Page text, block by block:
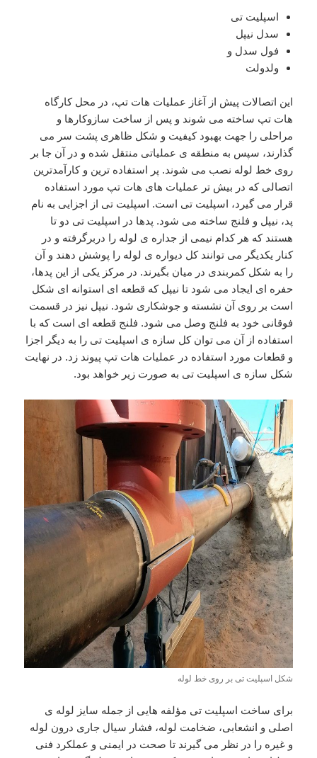
اسپلیت تی
سدل نیپل
فول سدل و
ولدولت
این اتصالات پیش از آغاز عملیات هات تپ، در محل کارگاه
هات تپ ساخته می شوند و پس از ساخت سازوکارها و
مراحلی را جهت بهبود کیفیت و شکل ظاهری پشت سر می
گذارند، سپس به منطقه ی عملیاتی منتقل شده و در آن جا بر
روی خط لوله نصب می شوند. پر استفاده ترین و کارآمدترین
اتصالی که در بیش تر عملیات های هات تپ مورد استفاده
قرار می گیرد، اسپلیت تی است. اسپلیت تی از اجزایی به نام
پد، نیپل و فلنج ساخته می شود. پدها در اسپلیت تی دو تا
هستند که هر کدام نیمی از جداره ی لوله را دربرگرفته و در
کنار یکدیگر می توانند کل دیواره ی لوله را پوشش دهند و آن
را به شکل کمربندی در میان بگیرند. در مرکز یکی از این پدها،
حفره ای ایجاد می شود تا نیپل که قطعه ای استوانه ای شکل
است بر روی آن نشسته و جوشکاری شود. نیپل نیز در قسمت
فوقانی خود به فلنج وصل می شود. فلنج قطعه ای است که با
استفاده از آن می توان کل سازه ی اسپلیت تی را به دیگر اجزا
و قطعات مورد استفاده در عملیات هات تپ پیوند زد. در نهایت
شکل سازه ی اسپلیت تی به صورت زیر خواهد بود.
شکل اسپلیت تی بر روی خط لوله
برای ساخت اسپلیت تی مؤلفه هایی از جمله سایز لوله ی
اصلی و انشعابی، ضخامت لوله، فشار سیال جاری درون لوله
و غیره را در نظر می گیرند تا صحت در ایمنی و عملکرد فنی